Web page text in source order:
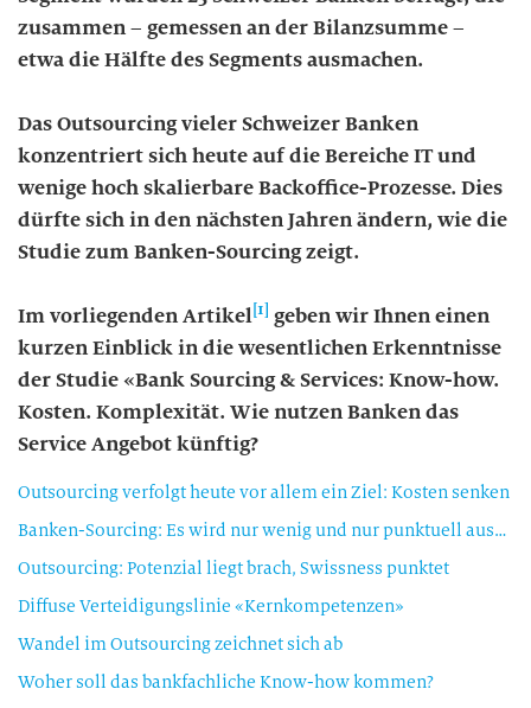
zusammen – gemessen an der Bilanzsumme –
etwa die Hälfte des Segments ausmachen.
Das Outsourcing vieler Schweizer Banken
konzentriert sich heute auf die Bereiche IT und
wenige hoch skalierbare Backoffice-Prozesse. Dies
dürfte sich in den nächsten Jahren ändern, wie die
Studie zum Banken-Sourcing zeigt.
Im vorliegenden Artikel[1] geben wir Ihnen einen
kurzen Einblick in die wesentlichen Erkenntnisse
der Studie «Bank Sourcing & Services: Know-how.
Kosten. Komplexität. Wie nutzen Banken das
Service Angebot künftig?
Outsourcing verfolgt heute vor allem ein Ziel: Kosten senken
Banken-Sourcing: Es wird nur wenig und nur punktuell ausgelagert
Outsourcing: Potenzial liegt brach, Swissness punktet
Diffuse Verteidigungslinie «Kernkompetenzen»
Wandel im Outsourcing zeichnet sich ab
Woher soll das bankfachliche Know-how kommen?